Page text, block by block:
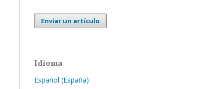
Enviar un artículo
Idioma
Español (España)